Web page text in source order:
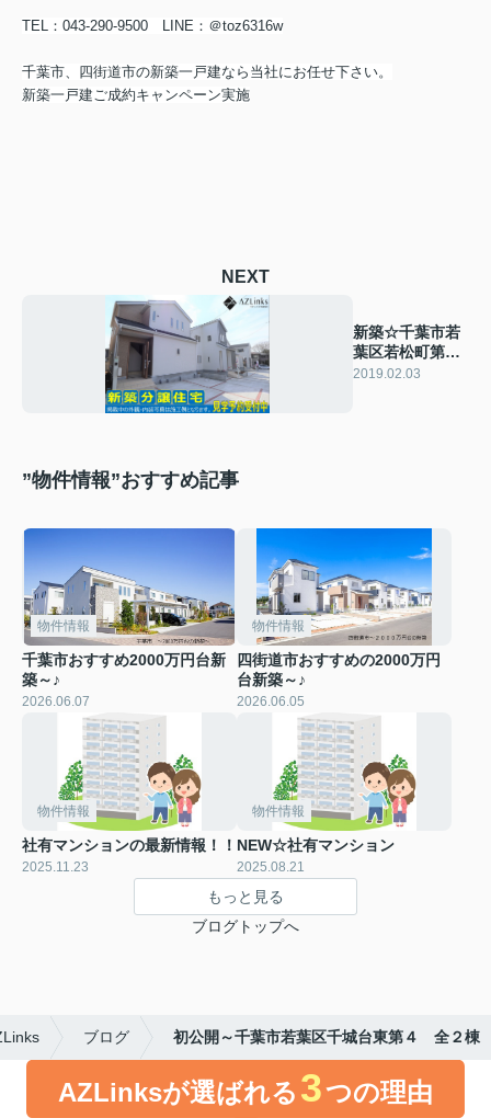
TEL：043-290-9500 LINE：＠toz6316w
千葉市、四街道市の新築一戸建なら当社にお任せ下さい。
新築一戸建ご成約キャンペーン実施
NEXT
新築☆千葉市若
葉区若松町第
９ 全３棟
2019.02.03
”物件情報”おすすめ記事
物件情報
千葉市おすすめ2000万円台新
築～♪
2026.06.07
物件情報
四街道市おすすめの2000万円
台新築～♪
2026.06.05
物件情報
社有マンションの最新情報！！
2025.11.23
物件情報
NEW☆社有マンション
2025.08.21
もっと見る
ブログトップへ
ブログ 初公開～千葉市若葉区千城台東第４ 全２棟
AZLinksが選ばれる 3つの理由